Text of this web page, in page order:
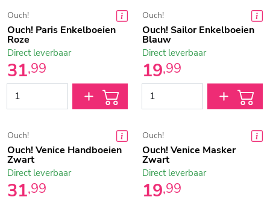
Ouch!
Ouch! Paris Enkelboeien
Roze
31,99
Direct leverbaar
Ouch!
Ouch! Sailor Enkelboeien
Blauw
19,99
Direct leverbaar
Ouch!
Ouch! Venice Handboeien
Zwart
31,99
Direct leverbaar
Ouch!
Ouch! Venice Masker
Zwart
19,99
Direct leverbaar